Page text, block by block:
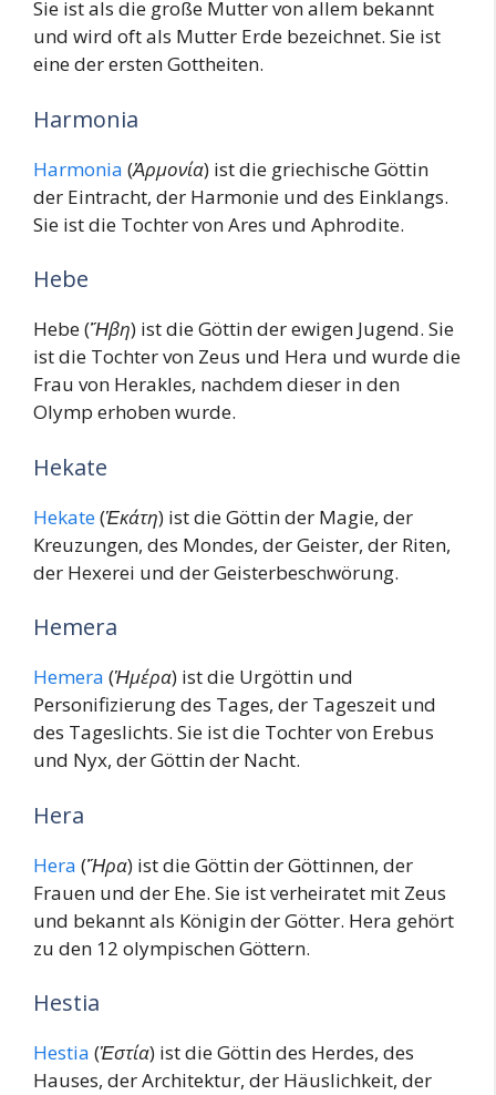
Sie ist als die große Mutter von allem bekannt
und wird oft als Mutter Erde bezeichnet. Sie ist
eine der ersten Gottheiten.
Harmonia
Harmonia (Ἁρμονία) ist die griechische Göttin
der Eintracht, der Harmonie und des Einklangs.
Sie ist die Tochter von Ares und Aphrodite.
Hebe
Hebe (Ἥβη) ist die Göttin der ewigen Jugend. Sie
ist die Tochter von Zeus und Hera und wurde die
Frau von Herakles, nachdem dieser in den
Olymp erhoben wurde.
Hekate
Hekate(Ἑκάτη) ist die Göttin der Magie, der
Kreuzungen, des Mondes, der Geister, der Riten,
der Hexerei und der Geisterbeschwörung.
Hemera
Hemera (Ἡμέρα) ist die Urgöttin und
Personifizierung des Tages, der Tageszeit und
des Tageslichts. Sie ist die Tochter von Erebus
und Nyx, der Göttin der Nacht.
Hera
Hera (Ἥρα) ist die Göttin der Göttinnen, der
Frauen und der Ehe. Sie ist verheiratet mit Zeus
und bekannt als Königin der Götter. Hera gehört
zu den 12 olympischen Göttern.
Hestia
Hestia (Ἑστία) ist die Göttin des Herdes, des
Hauses, der Architektur, der Häuslichkeit, der